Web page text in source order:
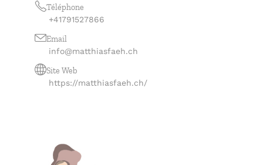
Téléphone
+41791527866
Email
info@matthiasfaeh.ch
Site Web
https://matthiasfaeh.ch/